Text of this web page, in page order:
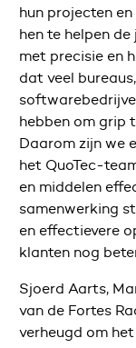
hun projecten
hen te helpen
met precisie en
dat veel
hebben om grip
Daarom zijn we
het QuoTec-
en middelen
samenwerking
en effectievere
klanten nog
Sjoerd Aarts,
van de Fortes
verheugd om